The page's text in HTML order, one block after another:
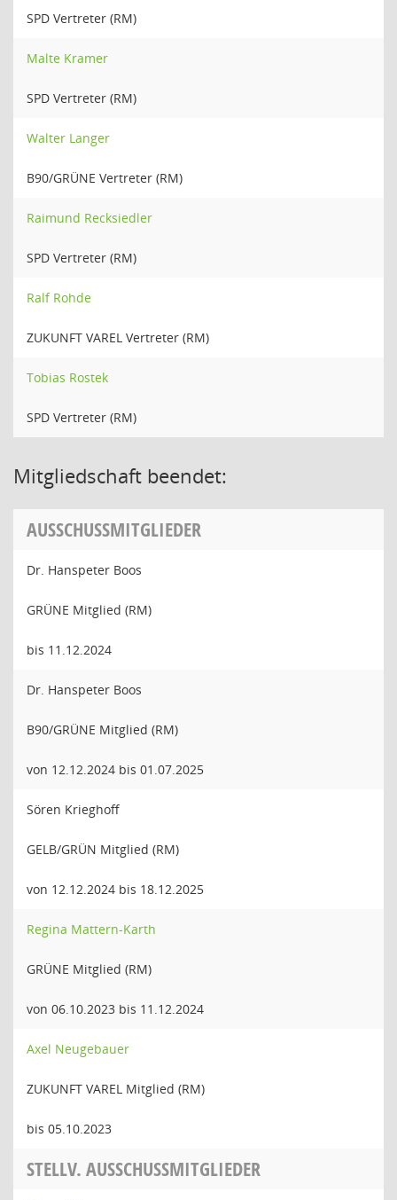
SPD Vertreter (RM)
Malte Kramer
SPD Vertreter (RM)
Walter Langer
B90/GRÜNE Vertreter (RM)
Raimund Recksiedler
SPD Vertreter (RM)
Ralf Rohde
ZUKUNFT VAREL Vertreter (RM)
Tobias Rostek
SPD Vertreter (RM)
Mitgliedschaft beendet:
AUSSCHUSSMITGLIEDER
Dr. Hanspeter Boos
GRÜNE Mitglied (RM)
bis 11.12.2024
Dr. Hanspeter Boos
B90/GRÜNE Mitglied (RM)
von 12.12.2024 bis 01.07.2025
Sören Krieghoff
GELB/GRÜN Mitglied (RM)
von 12.12.2024 bis 18.12.2025
Regina Mattern-Karth
GRÜNE Mitglied (RM)
von 06.10.2023 bis 11.12.2024
Axel Neugebauer
ZUKUNFT VAREL Mitglied (RM)
bis 05.10.2023
STELLV. AUSSCHUSSMITGLIEDER